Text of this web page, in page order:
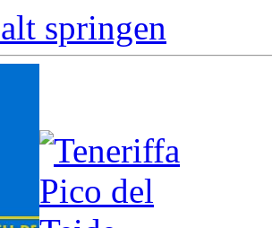
springen